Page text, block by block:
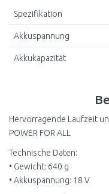
Hervorragende Laufzeit
POWER FOR ALL
Technische Daten:
• Gewicht: 640 g
• Akkuspannung: 18 V
Spezifikation
Akkuspannung
Akkukapazität